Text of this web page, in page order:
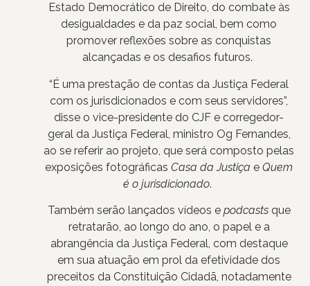
Estado Democrático de Direito, do combate às
desigualdades e da paz social, bem como
promover reflexões sobre as conquistas
alcançadas e os desafios futuros.
“É uma prestação de contas da Justiça Federal
com os jurisdicionados e com seus servidores”,
disse o vice-presidente do CJF e corregedor-
geral da Justiça Federal, ministro Og Fernandes,
ao se referir ao projeto, que será composto pelas
exposições fotográficas Casa da Justiça e Quem
é o jurisdicionado.
Também serão lançados vídeos e podcastsque
retratarão, ao longo do ano, o papel e a
abrangência da Justiça Federal, com destaque
em sua atuação em prol da efetividade dos
preceitos da Constituição Cidadã, notadamente